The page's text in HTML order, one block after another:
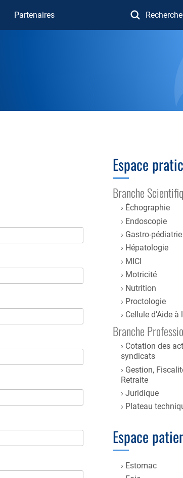
Partenaires Recherche
Espace
Branche
Échographie
Endoscopie
Gastro-pédiatrie
Hépatologie
MICI
Motricité
Nutrition
Proctologie
Cellule d’Aide
Branche
Cotation des
syndicats
Gestion,
Retraite
Juridique
Plateau
Espace
Estomac